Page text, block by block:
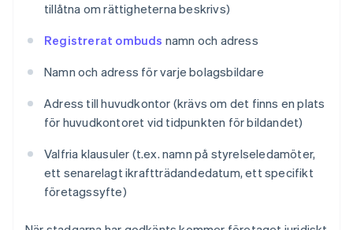
tillåtna om rättigheterna beskrivs)
Registrerat ombuds namn och adress
Namn och adress för varje bolagsbildare
Adress till huvudkontor (krävs om det finns en plats
för huvudkontoret vid tidpunkten för bildandet)
Valfria klausuler (t.ex. namn på styrelseledamöter,
ett senarelagt ikraftträdandedatum, ett specifikt
företagssyfte)